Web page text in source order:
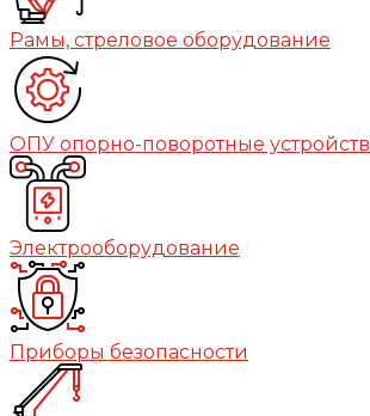
Рамы, стреловое оборудование
ОПУ опорно-поворотные
Электрооборудование
Приборы безопасности